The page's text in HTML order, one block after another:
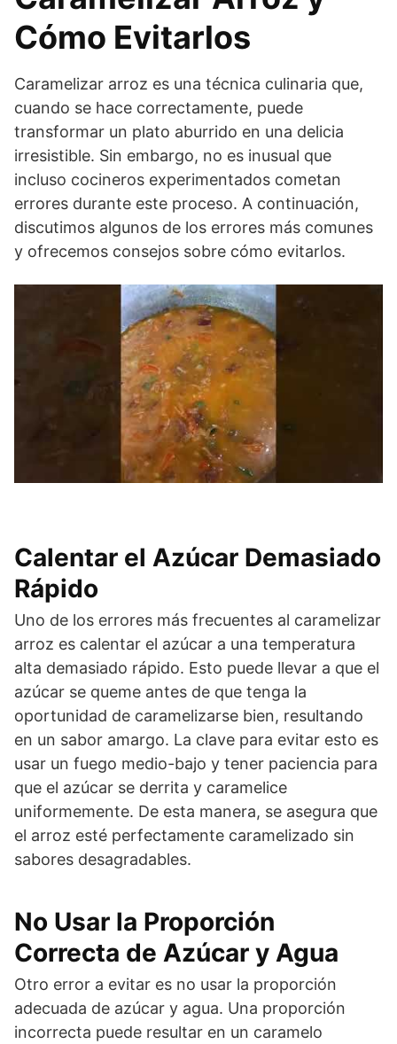
Cómo Evitarlos
Caramelizar arroz es una técnica culinaria que,
cuando se hace correctamente, puede
transformar un plato aburrido en una delicia
irresistible. Sin embargo, no es inusual que
incluso cocineros experimentados cometan
errores durante este proceso. A continuación,
discutimos algunos de los errores más comunes
y ofrecemos consejos sobre cómo evitarlos.
Calentar el Azúcar Demasiado
Rápido
Uno de los errores más frecuentes al caramelizar
arroz es calentar el azúcar a una temperatura
alta demasiado rápido. Esto puede llevar a que el
azúcar se queme antes de que tenga la
oportunidad de caramelizarse bien, resultando
en un sabor amargo. La clave para evitar esto es
usar un fuego medio-bajo y tener paciencia para
que el azúcar se derrita y caramelice
uniformemente. De esta manera, se asegura que
el arroz esté perfectamente caramelizado sin
sabores desagradables.
No Usar la Proporción
Correcta de Azúcar y Agua
Otro error a evitar es no usar la proporción
adecuada de azúcar y agua. Una proporción
incorrecta puede resultar en un caramelo